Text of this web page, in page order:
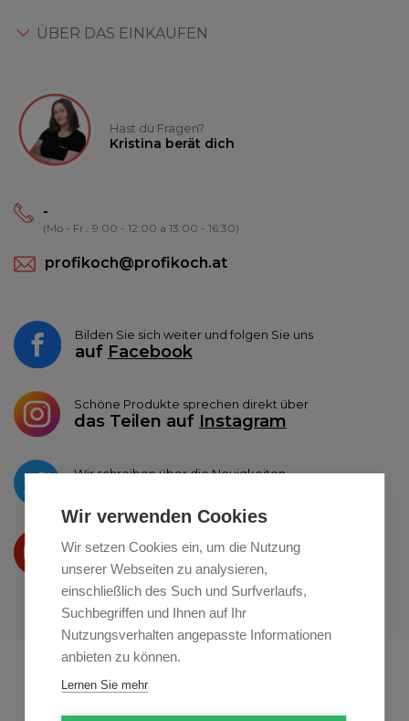
Wir verwenden Cookies
Wir setzen Cookies ein, um die Nutzung
unserer Webseiten zu analysieren,
einschließlich des Such und Surfverlaufs,
Suchbegriffen und Ihnen auf Ihr
Nutzungsverhalten angepasste Informationen
anbieten zu können.
Lernen Sie mehr
ÜBER DAS EINKAUFEN
Hast du Fragen?
Kristina berät dich
-
(Mo - Fr.: 9:00 - 12:00 a 13:00 - 16:30)
profikoch@profikoch.at
Bilden Sie sich weiter und folgen Sie uns
auf Facebook
Schöne Produkte sprechen direkt über
das Teilen auf Instagram
Wir schreiben über die Neuigkeiten
Wir präsentieren Ihre produkte
Youtube
Profikuchar.sk